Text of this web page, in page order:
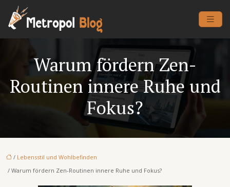
Warum fördern Zen-
Routinen innere Ruhe und
Fokus?
/ Lebensstil und Wohlbefinden
/ Warum fördern Zen-Routinen innere Ruhe und Fokus?